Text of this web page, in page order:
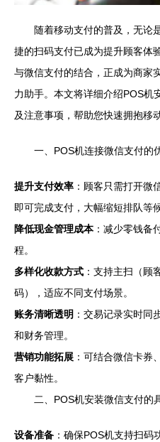
随着移动支付的普及，无论
捷的扫码支付已成为提升顾客体
与微信支付的结合，正成为商家
力助手。本文将详细介绍POS机
及注意事项，帮助您快速拥抱移
一、POS机连接微信支付的
提升支付效率 ：顾客只需打开微
即可完成支付，大幅缩短排队等
降低现金管理成本：减少零钱备
程。
多样化收款方式 ：支持主扫（顾
码），适应不同支付场景。
账务清晰透明 ：交易记录实时同
和财务管理。
营销功能拓展 ：可结合微信卡券
客户黏性。
二、POS机安装微信支付的
设备准备 ：确保POS机支持扫